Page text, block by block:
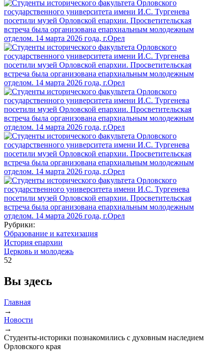
Рубрики:
Образование и катехизация
История епархии
Церковь и молодежь
52
Вы здесь
Главная
→
Новости
→
Студенты-историки познакомились с духовным наследием
Орловского края